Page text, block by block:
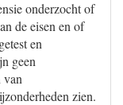
onderzocht of
de eisen en of
en
geen
van
zien.